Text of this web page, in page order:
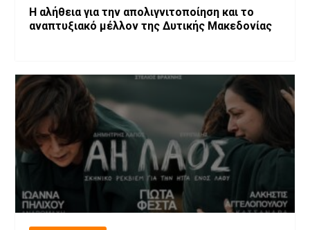
Η αλήθεια για την απολιγνιτοποίηση και το
αναπτυξιακό μέλλον της Δυτικής Μακεδονίας